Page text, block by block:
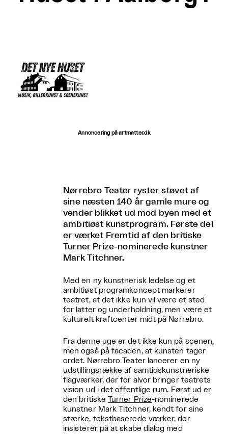
Annoncering på artmatter.dk
Nørrebro Teater ryster støvet af
sine næsten 140 år gamle mure og
vender blikket ud mod byen med et
ambitiøst kunstprogram. Første del
er værket Fremtid af den britiske
Turner Prize-nominerede kunstner
Mark Titchner.
Med en ny kunstnerisk ledelse og et
ambitiøst programkoncept markerer
teatret, at det ikke kun vil være et sted
for latter og underholdning, men være et
kulturelt kraftcenter midt på Nørrebro.
Fra denne uge er det ikke kun på scenen,
men også på facaden, at kunsten tager
ordet. Nørrebro Teater lancerer en ny
udstillingsrække af samtidskunstneriske
flagværker, der for alvor bringer teatrets
vision ud i det offentlige rum. Først ud er
den britiske
Turner Prize-nominerede
kunstner Mark Titchner, kendt for sine
stærke, tekstbaserede værker, der
insisterer på at skabe dialog med